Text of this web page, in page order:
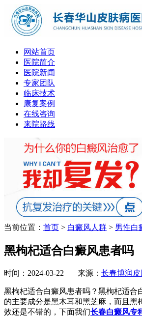
网站首页
医院简介
医院新闻
专家团队
临床技术
康复案例
在线咨询
来院路线
当前位置： 首页 > 白癜风人群 > 男性白
黑枸杞适合白癜风患者吗
时间：2024-03-22 来源： 长春博润
黑枸杞适合白癜风患者吗？黑枸杞适合
的主要成分是黑木耳和黑芝麻，而且黑
效还是不错的，下面我们长春白癜风专